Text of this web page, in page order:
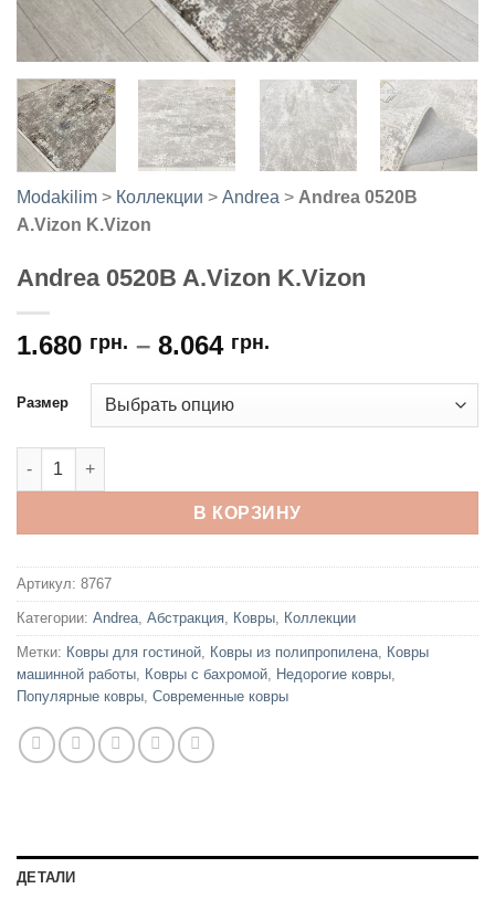
Modakilim > Коллекции > Andrea > Andrea 0520B
A.Vizon K.Vizon
Andrea 0520B A.Vizon K.Vizon
1.680 грн. – 8.064 грн.
Размер
Количество товара Andrea 0520B A.Vizon K.Vizon
В КОРЗИНУ
Артикул: 8767
Категории: Andrea Абстракция Ковры Коллекции
Метки: Ковры для гостиной Ковры из полипропилена Ковры
машинной работы Ковры с бахромой Недорогие ковры
Популярные ковры Современные ковры
ДЕТАЛИ